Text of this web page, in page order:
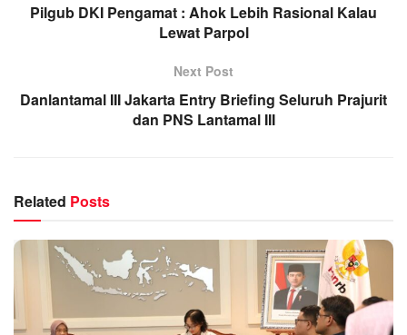
Pilgub DKI Pengamat : Ahok Lebih Rasional Kalau
Lewat Parpol
Next Post
Danlantamal III Jakarta Entry Briefing Seluruh Prajurit
dan PNS Lantamal III
Related Posts